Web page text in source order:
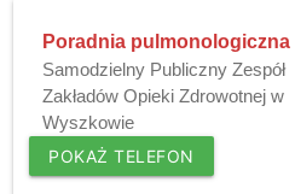
Poradnia pulmonologiczna
Samodzielny Publiczny Zespół
Zakładów Opieki Zdrowotnej w
Wyszkowie
POKAŻ TELEFON